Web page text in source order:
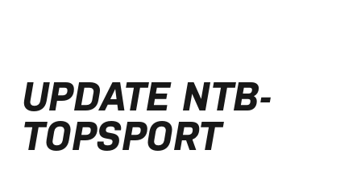
Selectie EK lange afstand Almere bekend
Kalenders T50 en T100 World Championship
Tour 2027 bekend
NTB ontvangt bijdrage van Nederlandse
UPDATE NTB-
TOPSPORT